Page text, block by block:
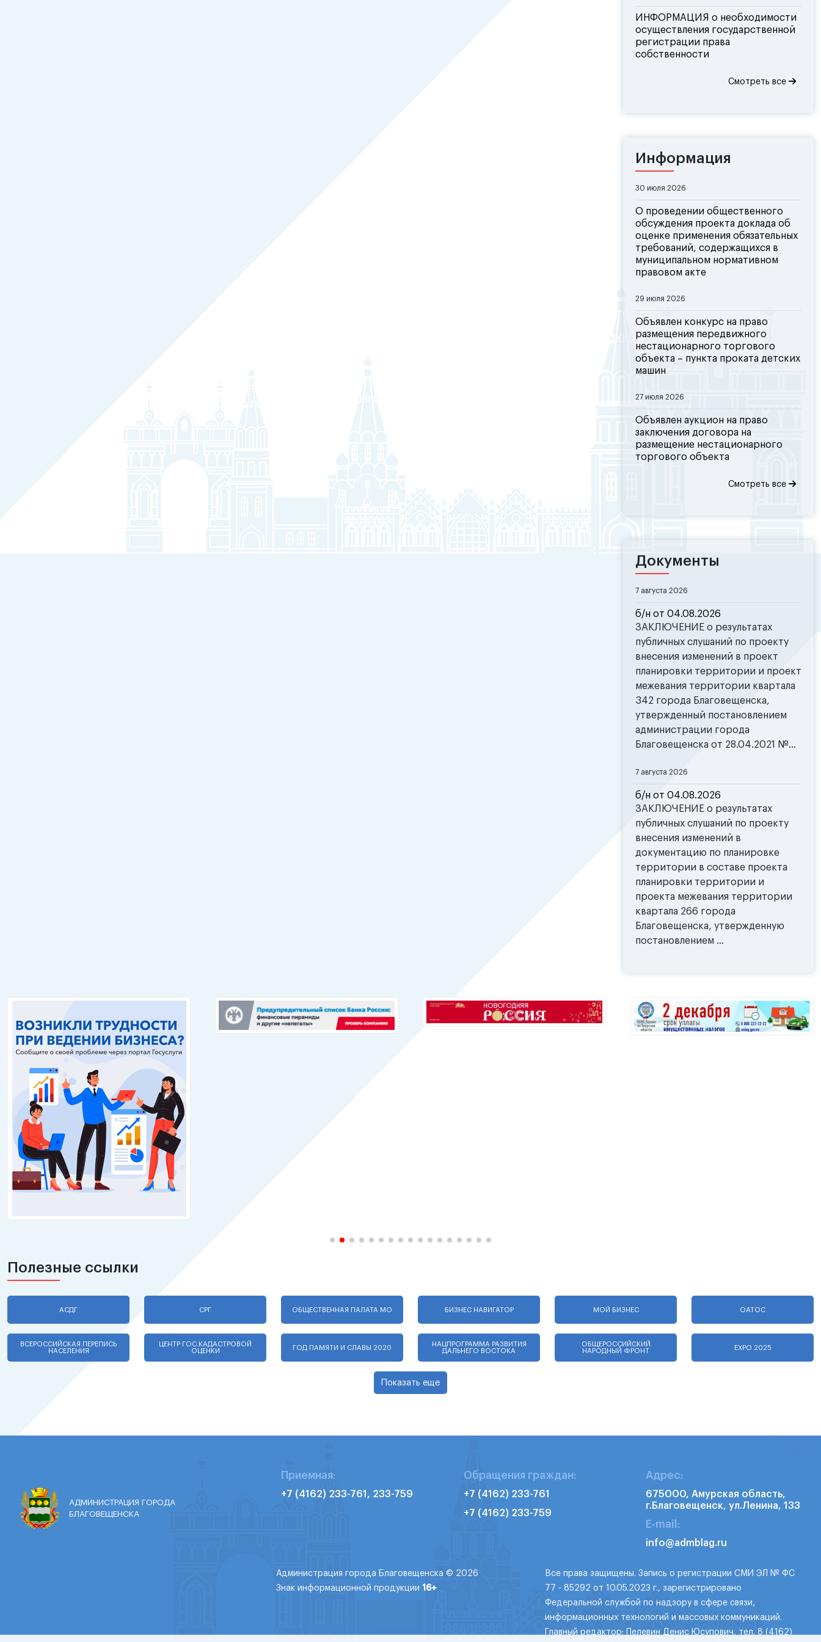
ИНФОРМАЦИЯ о необходимости
осуществления государственной
регистрации права
собственности
Смотреть все
Информация
30 июля 2026
О проведении общественного
обсуждения проекта доклада об
оценке применения обязательных
требований, содержащихся в
муниципальном нормативном
правовом акте
29 июля 2026
Объявлен конкурс на право
размещения передвижного
нестационарного торгового
объекта – пункта проката детских
машин
27 июля 2026
Объявлен аукцион на право
заключения договора на
размещение нестационарного
торгового объекта
Смотреть все
Документы
7 августа 2026
б/н от 04.08.2026
ЗАКЛЮЧЕНИЕ о результатах
публичных слушаний по проекту
внесения изменений в проект
планировки территории и проект
межевания территории квартала
342 города Благовещенска,
утвержденный постановлением
администрации города
Благовещенска от 28.04.2021 №...
7 августа 2026
б/н от 04.08.2026
ЗАКЛЮЧЕНИЕ о результатах
публичных слушаний по проекту
внесения изменений в
документацию по планировке
территории в составе проекта
планировки территории и
проекта межевания территории
квартала 266 города
Благовещенска, утвержденную
постановлением ...
Полезные ссылки
АСДГ СРГ ОБЩЕСТВЕННАЯ ПАЛАТА МО БИЗНЕС НАВИГАТОР МОЙ БИЗНЕС ОАТОС
ВСЕРОССИЙСКАЯ ПЕРЕПИСЬ
НАСЕЛЕНИЯ
ЦЕНТР ГОС.КАДАСТРОВОЙ
ОЦЕНКИ
ГОД ПАМЯТИ И СЛАВЫ 2020
НАЦПРОГРАММА РАЗВИТИЯ
ДАЛЬНЕГО ВОСТОКА
ОБЩЕРОССИЙСКИЙ
НАРОДНЫЙ ФРОНТ
EXPO 2025
Показать еще
АДМИНИСТРАЦИЯ ГОРОДА
БЛАГОВЕЩЕНСКА
Приемная:
+7 (4162) 233-761, 233-759
Обращения граждан:
+7 (4162) 233-761
+7 (4162) 233-759
Адрес:
675000, Амурская область,
г.Благовещенск, ул.Ленина, 133
E-mail:
info@admblag.ru
Администрация города Благовещенска © 2026
Знак информационной продукции 16+
Все права защищены. Запись о регистрации СМИ ЭЛ № ФС
77 - 85292 от 10.05.2023 г., зарегистрировано
Федеральной службой по надзору в сфере связи,
информационных технологий и массовых коммуникаций.
Главный редактор: Пелевин Денис Юсупович, тел. 8 (4162)